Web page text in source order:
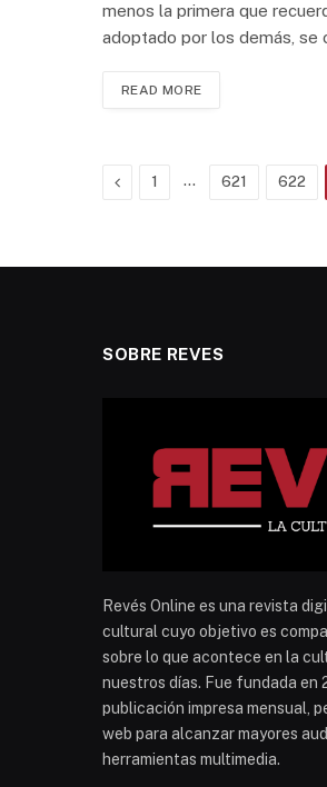
menos la primera que
adoptado por los demás, se
READ MORE
Previous
1 … 621 622
SOBRE REVES
Revés Online es una revista
cultural cuyo objetivo es
sobre lo que acontece en la
nuestros días. Fue fundada en
publicación impresa mensual,
web para alcanzar mayores
herramientas multimedia.